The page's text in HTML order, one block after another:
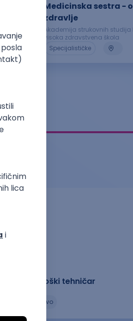
Medicinska sestra -
zdravlje
Akademija strukovnih
visoka zdravstvena škola
Specijalističke
Radiološki tehničar
zdravstvo